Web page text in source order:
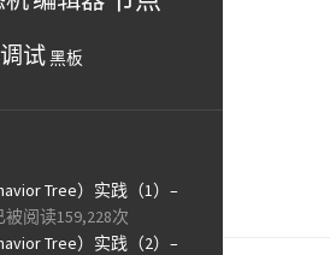
调试黑板
Tree）实践（1）–
被阅读159,228次
Tree）实践（2）–